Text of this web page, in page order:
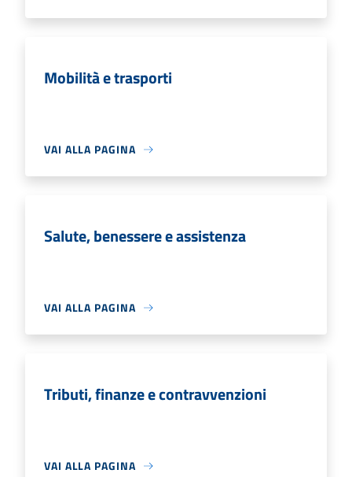
Mobilità e trasporti
VAI ALLA PAGINA
Salute, benessere e assistenza
VAI ALLA PAGINA
Tributi, finanze e contravvenzioni
VAI ALLA PAGINA